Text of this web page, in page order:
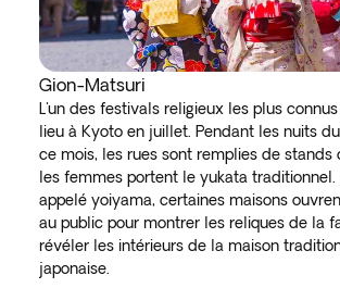
Gion-Matsuri
L'un des festivals religieux les plus connus
lieu à Kyoto en juillet. Pendant les nuits du
ce mois, les rues sont remplies de stands
les femmes portent le yukata traditionnel.
appelé yoiyama, certaines maisons
au public pour montrer les reliques de la
révéler les intérieurs de la maison
japonaise.